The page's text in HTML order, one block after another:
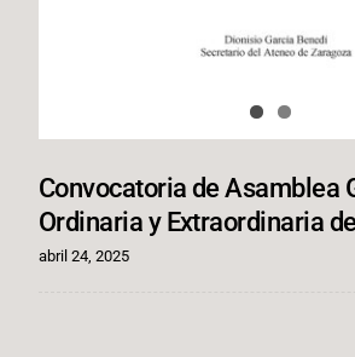
Convocatoria de Asamblea
Ordinaria y Extraordinaria
abril 24, 2025